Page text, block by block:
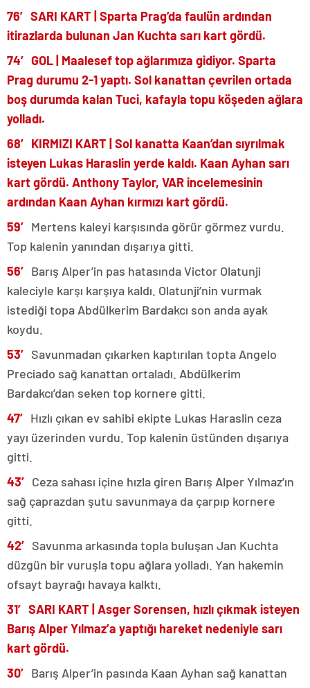
76′ SARI KART | Sparta Prag’da faulün ardından
itirazlarda bulunan Jan Kuchta sarı kart gördü.
74′ GOL | Maalesef top ağlarımıza gidiyor. Sparta
Prag durumu 2-1 yaptı. Sol kanattan çevrilen ortada
boş durumda kalan Tuci, kafayla topu köşeden ağlara
yolladı.
68′ KIRMIZI KART | Sol kanatta Kaan’dan sıyrılmak
isteyen Lukas Haraslin yerde kaldı. Kaan Ayhan sarı
kart gördü. Anthony Taylor, VAR incelemesinin
ardından Kaan Ayhan kırmızı kart gördü.
59′ Mertens kaleyi karşısında görür görmez vurdu.
Top kalenin yanından dışarıya gitti.
56′ Barış Alper’in pas hatasında Victor Olatunji
kaleciyle karşı karşıya kaldı. Olatunji’nin vurmak
istediği topa Abdülkerim Bardakcı son anda ayak
koydu.
53′ Savunmadan çıkarken kaptırılan topta Angelo
Preciado sağ kanattan ortaladı. Abdülkerim
Bardakcı’dan seken top kornere gitti.
47′ Hızlı çıkan ev sahibi ekipte Lukas Haraslin ceza
yayı üzerinden vurdu. Top kalenin üstünden dışarıya
gitti.
43′ Ceza sahası içine hızla giren Barış Alper Yılmaz’ın
sağ çaprazdan şutu savunmaya da çarpıp kornere
gitti.
42′ Savunma arkasında topla buluşan Jan Kuchta
düzgün bir vuruşla topu ağlara yolladı. Yan hakemin
ofsayt bayrağı havaya kalktı.
31′ SARI KART | Asger Sorensen, hızlı çıkmak isteyen
Barış Alper Yılmaz’a yaptığı hareket nedeniyle sarı
kart gördü.
30′ Barış Alper’in pasında Kaan Ayhan sağ kanattan